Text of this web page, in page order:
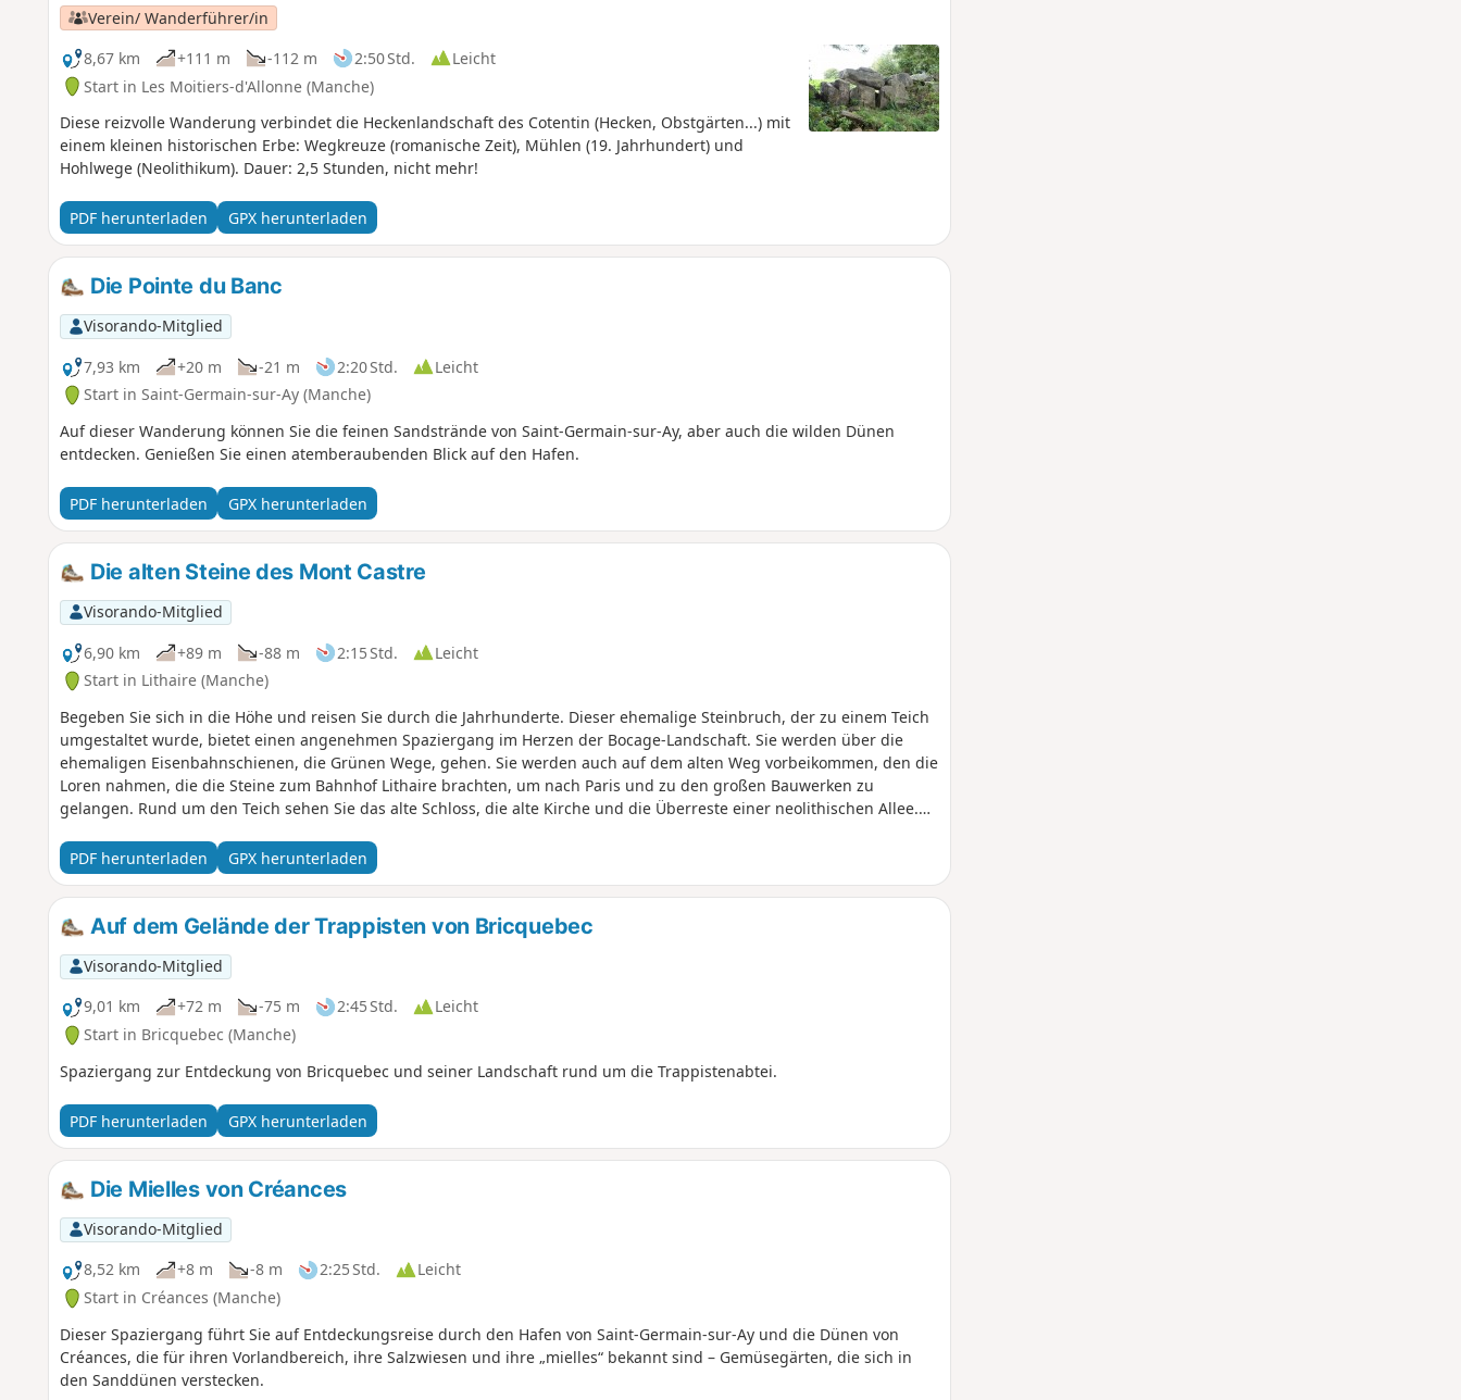
Verein/ Wanderführer/in
8,67 km
+111 m -112 m 2:50 Std.
Leicht
Start in Les Moitiers-d'Allonne (Manche)
Diese reizvolle Wanderung verbindet die Heckenlandschaft des Cotentin (Hecken, Obstgärten...) mit
einem kleinen historischen Erbe: Wegkreuze (romanische Zeit), Mühlen (19. Jahrhundert) und
Hohlwege (Neolithikum). Dauer: 2,5 Stunden, nicht mehr!
PDF herunterladen GPX herunterladen
Die Pointe du Banc
Visorando-Mitglied
7,93 km
+20 m -21 m 2:20 Std.
Leicht
Start in Saint-Germain-sur-Ay (Manche)
Auf dieser Wanderung können Sie die feinen Sandstrände von Saint-Germain-sur-Ay, aber auch die wilden Dünen
entdecken. Genießen Sie einen atemberaubenden Blick auf den Hafen.
PDF herunterladen GPX herunterladen
Die alten Steine des Mont Castre
Visorando-Mitglied
6,90 km
+89 m -88 m 2:15 Std.
Leicht
Start in Lithaire (Manche)
Begeben Sie sich in die Höhe und reisen Sie durch die Jahrhunderte. Dieser ehemalige Steinbruch, der zu einem Teich
umgestaltet wurde, bietet einen angenehmen Spaziergang im Herzen der Bocage-Landschaft. Sie werden über die
ehemaligen Eisenbahnschienen, die Grünen Wege, gehen. Sie werden auch auf dem alten Weg vorbeikommen, den die
Loren nahmen, die die Steine zum Bahnhof Lithaire brachten, um nach Paris und zu den großen Bauwerken zu
gelangen. Rund um den Teich sehen Sie das alte Schloss, die alte Kirche und die Überreste einer neolithischen Allee.
PDF herunterladen
GPX herunterladen
Auf dem Gelände der Trappisten von Bricquebec
Visorando-Mitglied
9,01 km
+72 m -75 m 2:45 Std.
Leicht
Start in Bricquebec (Manche)
Spaziergang zur Entdeckung von Bricquebec und seiner Landschaft rund um die Trappistenabtei.
PDF herunterladen GPX herunterladen
Die Mielles von Créances
Visorando-Mitglied
8,52 km
+8 m -8 m 2:25 Std.
Leicht
Start in Créances (Manche)
Dieser Spaziergang führt Sie auf Entdeckungsreise durch den Hafen von Saint-Germain-sur-Ay und die Dünen von
Créances, die für ihren Vorlandbereich, ihre Salzwiesen und ihre „mielles“ bekannt sind – Gemüsegärten, die sich in
den Sanddünen verstecken.